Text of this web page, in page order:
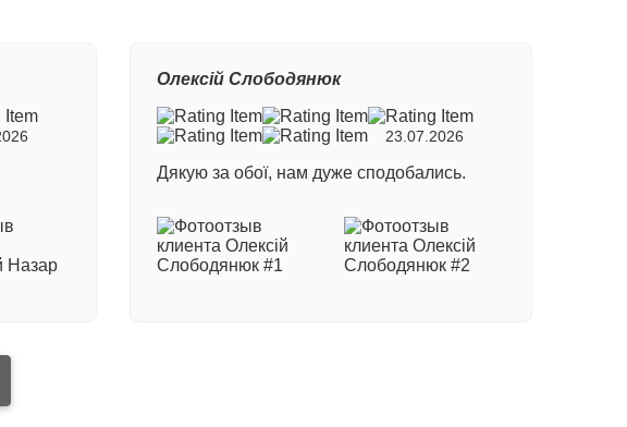
Олексій Слободянюк
23.07.2026
Дякую за обої, нам дуже сподобались.